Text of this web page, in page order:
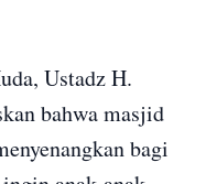
Ustadz H.
bahwa masjid
bagi